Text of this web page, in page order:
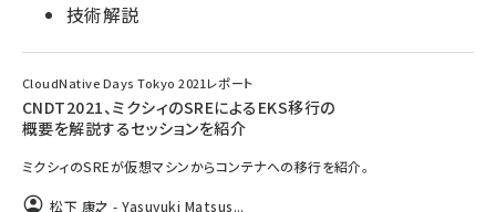
技術解説
CloudNative Days Tokyo 2021レポート
CNDT2021、ミクシィのSREによるEKS移行の
概要を解説するセッションを紹介
ミクシィのSREが仮想マシンからコンテナへの移行を紹介。
松下 康之 - Yasuyuki Matsus...